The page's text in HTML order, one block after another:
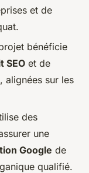
et de
bénéficie
SEO et de
alignées sur les
des
une
Google de
qualifié.